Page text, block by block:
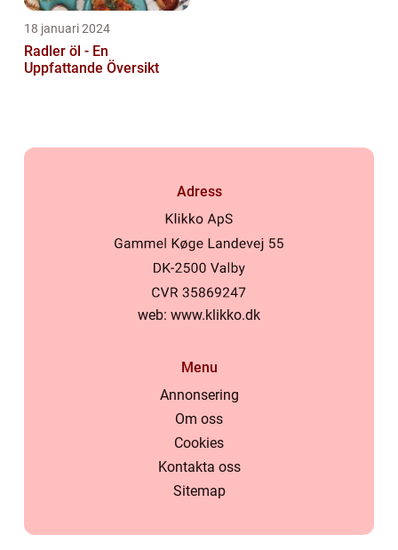
18 januari 2024
Radler öl - En
Uppfattande Översikt
Adress
web: www.klikko.dk
Menu
Annonsering
Om oss
Cookies
Kontakta oss
Sitemap